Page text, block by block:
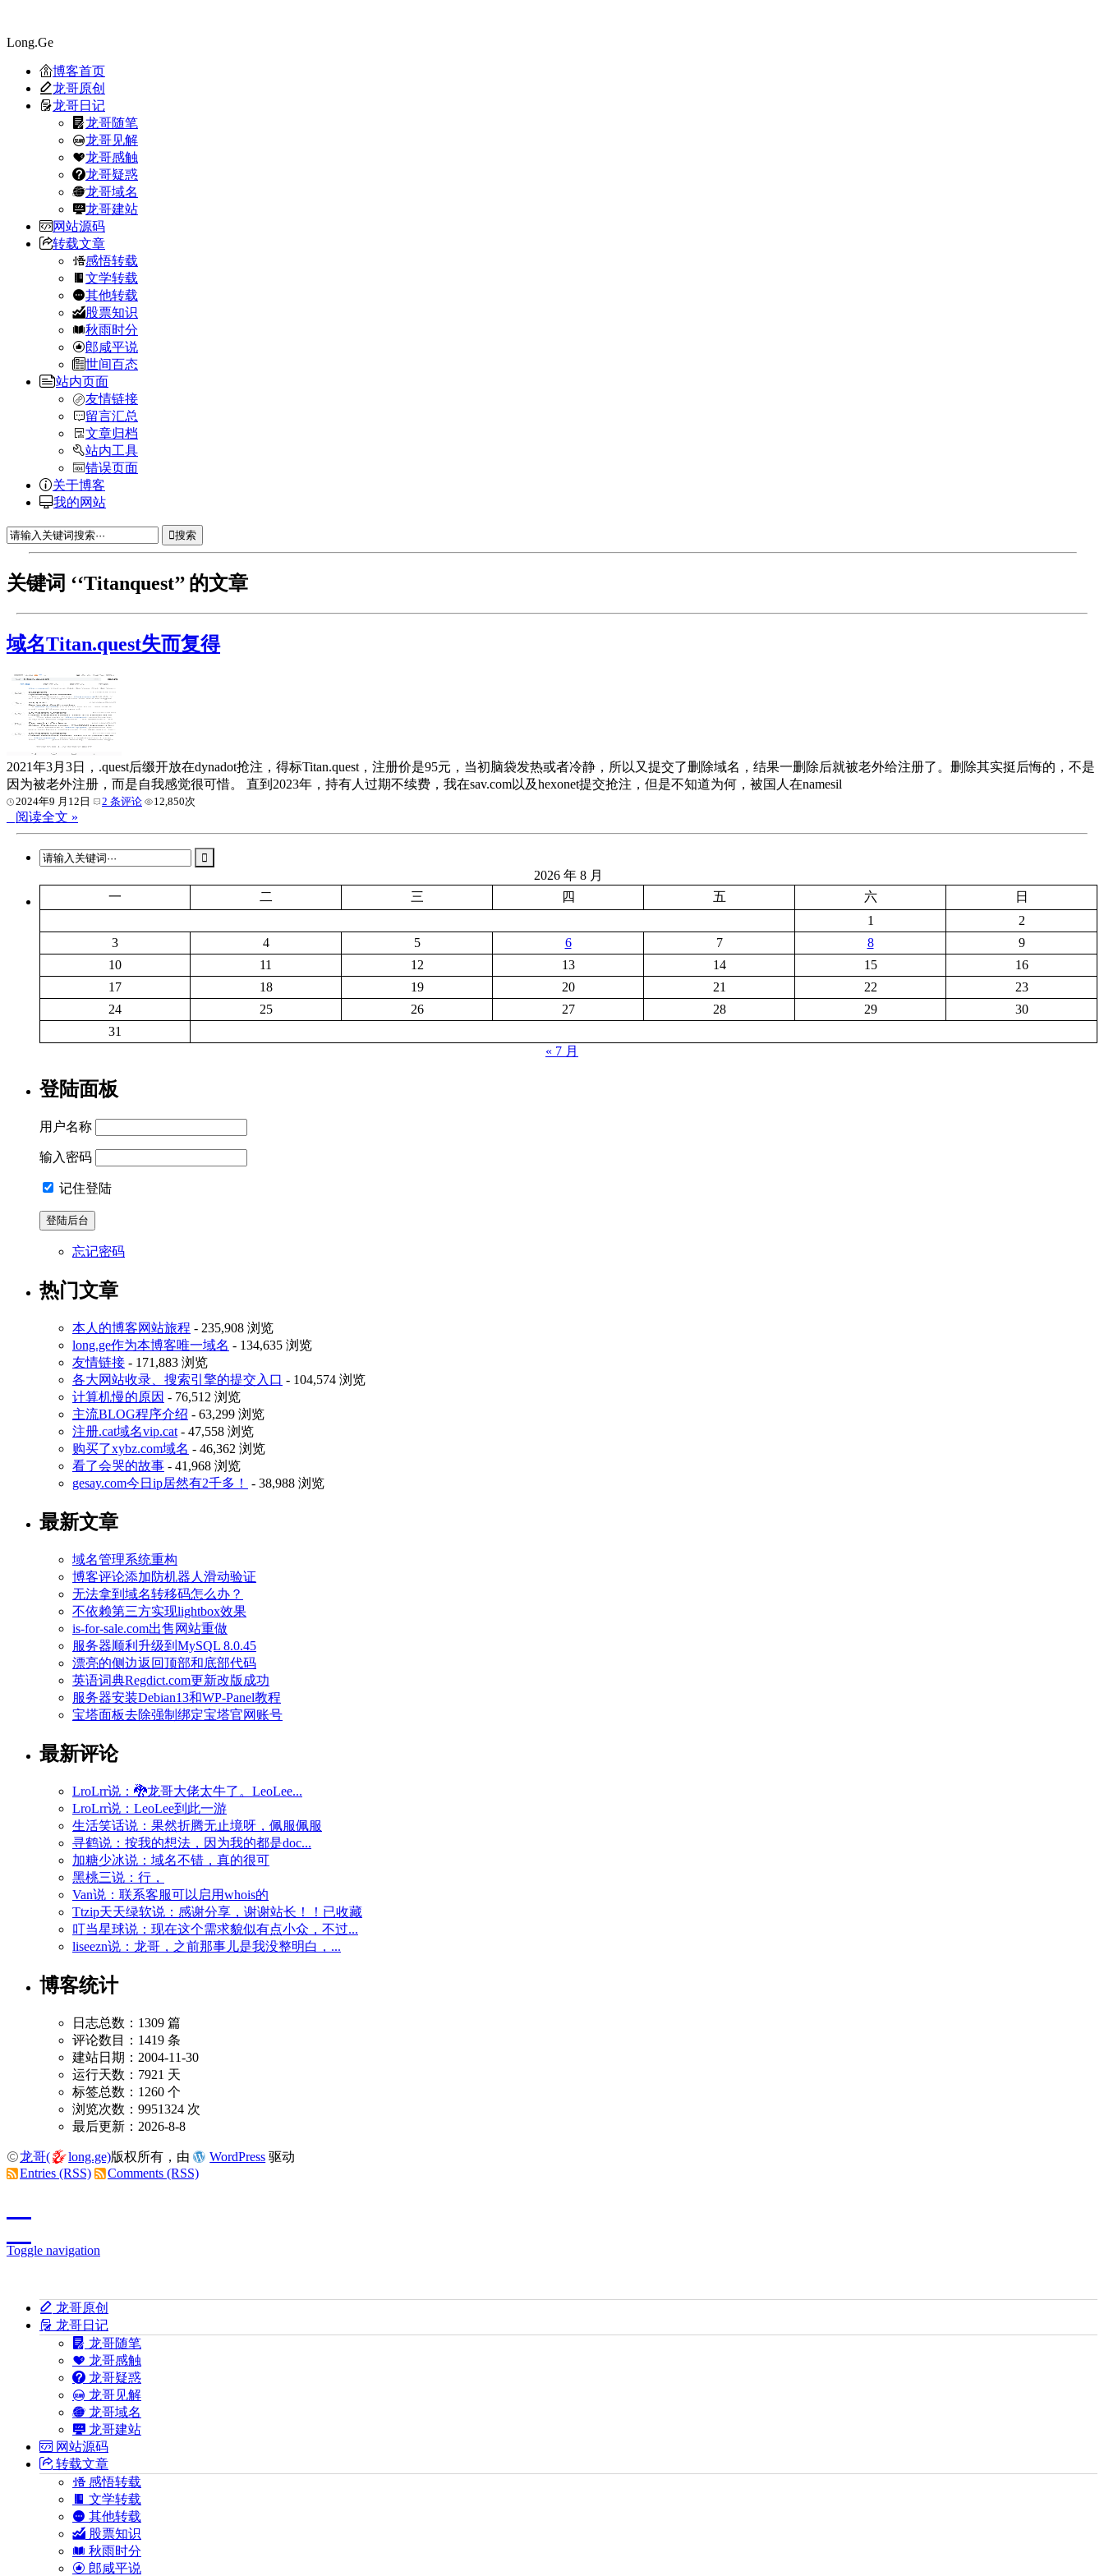
Long.Ge
博客首页
龙哥原创
龙哥日记
龙哥随笔
龙哥见解
龙哥感触
龙哥疑惑
龙哥域名
龙哥建站
网站源码
转载文章
感悟转载
文学转载
其他转载
股票知识
秋雨时分
郎咸平说
世间百态
站内页面
友情链接
留言汇总
文章归档
站内工具
错误页面
关于博客
我的网站
搜索
关键词 ‘‘Titanquest’’ 的文章
域名Titan.quest失而复得
2021年3月3日，.quest后缀开放在dynadot抢注，得标Titan.quest，注册价是95元，当初脑袋发热或者冷静，所以又提交了删除域名，结果一删除后就被老外给注册了。删除其实挺后悔的，不是
因为被老外注册，而是自我感觉很可惜。 直到2023年，持有人过期不续费，我在sav.com以及hexonet提交抢注，但是不知道为何，被国人在namesil
2024年9 月12日 2 条评论 12,850次
阅读全文 »
2026 年 8 月
一
二 三 四 五 六
日
1
2
3
4 5 6 7 8
9
10
11 12 13 14 15
16
17
18 19 20 21 22
23
24
25 26 27 28 29
30
31
« 7 月
登陆面板
用户名称
输入密码
记住登陆
忘记密码
热门文章
本人的博客网站旅程 - 235,908 浏览
long.ge作为本博客唯一域名 - 134,635 浏览
友情链接 - 171,883 浏览
各大网站收录、搜索引擎的提交入口 - 104,574 浏览
计算机慢的原因 - 76,512 浏览
主流BLOG程序介绍 - 63,299 浏览
注册.cat域名vip.cat - 47,558 浏览
购买了xybz.com域名 - 46,362 浏览
看了会哭的故事 - 41,968 浏览
gesay.com今日ip居然有2千多！
- 38,988 浏览
最新文章
域名管理系统重构
博客评论添加防机器人滑动验证
无法拿到域名转移码怎么办？
不依赖第三方实现lightbox效果
is-for-sale.com出售网站重做
服务器顺利升级到MySQL 8.0.45
漂亮的侧边返回顶部和底部代码
英语词典Regdict.com更新改版成功
服务器安装Debian13和WP-Panel教程
宝塔面板去除强制绑定宝塔官网账号
最新评论
LroLrr说：🐉龙哥大佬太牛了。LeoLee...
LroLrr说：LeoLee到此一游
生活笑话说：果然折腾无止境呀，佩服佩服
寻鹤说：按我的想法，因为我的都是doc...
加糖少冰说：域名不错，真的很可
黑桃三说：行，
Van说：联系客服可以启用whois的
Ttzip天天绿软说：感谢分享，谢谢站长！！已收藏
叮当星球说：现在这个需求貌似有点小众，不过...
liseezn说：龙哥，之前那事儿是我没整明白，...
博客统计
日志总数：1309 篇
评论数目：1419 条
建站日期：2004-11-30
运行天数：7921 天
标签总数：1260 个
浏览次数：9951324 次
最后更新：2026-8-8
龙哥( long.ge)版权所有，由 WordPress 驱动
Entries (RSS)
Comments (RSS)
Toggle navigation
龙哥原创
龙哥日记
龙哥随笔
龙哥感触
龙哥疑惑
龙哥见解
龙哥域名
龙哥建站
网站源码
转载文章
感悟转载
文学转载
其他转载
股票知识
秋雨时分
郎咸平说